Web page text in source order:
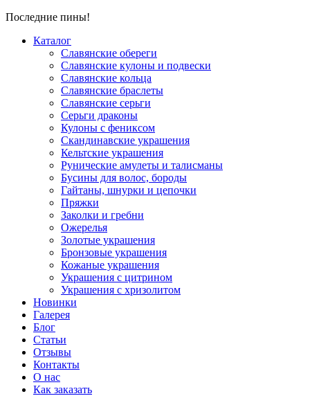
Последние пины!
Каталог
Славянские обереги
Славянские кулоны и подвески
Славянские кольца
Славянские браслеты
Славянские серьги
Серьги драконы
Кулоны с фениксом
Скандинавские украшения
Кельтские украшения
Рунические амулеты и талисманы
Бусины для волос, бороды
Гайтаны, шнурки и цепочки
Пряжки
Заколки и гребни
Ожерелья
Золотые украшения
Бронзовые украшения
Кожаные украшения
Украшения с цитрином
Украшения с хризолитом
Новинки
Галерея
Блог
Статьи
Отзывы
Контакты
О нас
Как заказать